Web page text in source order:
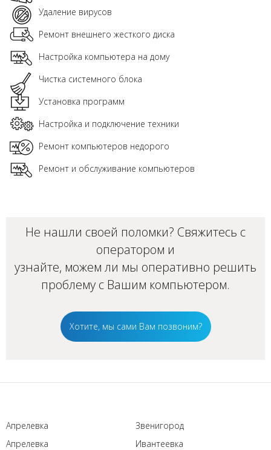
Удаление вирусов
Ремонт внешнего жесткого диска
Настройка компьютера на дому
Чистка системного блока
Установка программ
Настройка и подключение техники
Ремонт компьютеров недорого
Ремонт и обслуживание компьютеров
Не нашли своей поломки? Свяжитесь с
оператором и
узнайте, можем ли мы оперативно решить
проблему с Вашим компьютером.
Хотите, мы сами Вам позвоним?
Апрелевка
Апрелевка
Звенигород
Ивантеевка